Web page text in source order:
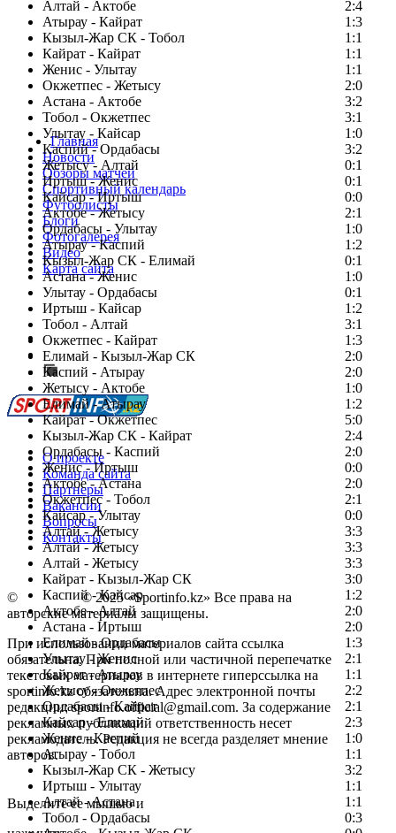
Алтай - Актобе
2:4
Атырау - Кайрат
1:3
Кызыл-Жар СК - Тобол
1:1
Кайрат - Кайрат
1:1
Женис - Улытау
1:1
Окжетпес - Жетысу
2:0
Астана - Актобе
3:2
Тобол - Окжетпес
3:1
Улытау - Кайсар
1:0
Каспий - Ордабасы
3:2
Жетысу - Алтай
0:1
Иртыш - Женис
0:1
Кайсар - Иртыш
0:0
Актобе - Жетысу
2:1
Ордабасы - Улытау
1:0
Атырау - Каспий
1:2
Кызыл-Жар СК - Елимай
0:1
Астана - Женис
1:0
Улытау - Ордабасы
0:1
Иртыш - Кайсар
1:2
Тобол - Алтай
3:1
Окжетпес - Кайрат
1:3
Елимай - Кызыл-Жар СК
2:0
Каспий - Атырау
2:0
Жетысу - Актобе
1:0
Елимай - Атырау
1:2
Кайрат - Окжетпес
5:0
Кызыл-Жар СК - Кайрат
2:4
Ордабасы - Каспий
2:0
Женис - Иртыш
0:0
Актобе - Астана
2:0
Окжетпес - Тобол
2:1
Кайсар - Улытау
0:0
Алтай - Жетысу
3:3
Алтай - Жетысу
3:3
Алтай - Жетысу
3:3
Кайрат - Кызыл-Жар СК
3:0
Каспий - Кайсар
1:2
Актобе - Алтай
2:0
Астана - Иртыш
2:0
Елимай - Ордабасы
1:3
Улытау - Женис
2:1
Кайрат - Атырау
1:1
Жетысу - Окжетпес
2:2
Ордабасы - Кайрат
2:1
Кайсар - Елимай
2:3
Женис - Каспий
1:0
Атырау - Тобол
1:1
Кызыл-Жар СК - Жетысу
3:2
Иртыш - Улытау
1:1
Алтай - Астана
1:1
Тобол - Ордабасы
0:3
Главная
Новости
Обзоры матчей
Спортивный календарь
Футболисты
Блоги
Фотогалерея
Видео
Карта сайта
Есть идея?
Сообщить о мероприятии
Перейти на старый сайт
О проекте
Команда сайта
Партнеры
Вакансии
Вопросы
Контакты
© Copyright© 2025 «Sportinfo.kz» Все права на
авторские материалы защищены.
При использовании материалов сайта ссылка
обязательна. При полной или частичной перепечатке
текстовых материалов в интернете гиперссылка на
sportinfo.kz обязательна. Адрес электронной почты
редакции: sportinfo.official@gmail.com. За содержание
рекламных публикаций ответственность несет
рекламодатель. Редакция не всегда разделяет мнение
авторов.
Заметили ошибку в тексте?
Выделите ее мышью и